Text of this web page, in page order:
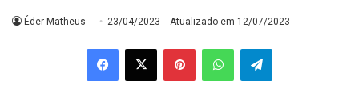
Éder Matheus 23/04/2023 Atualizado em 12/07/2023
Facebook
X PinterestWhatsAppTelegram